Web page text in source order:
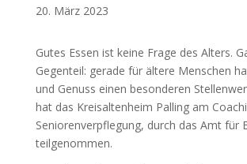
20. März 2023
Gutes Essen ist keine Frage des Alters.
Gegenteil: gerade für ältere Menschen
und Genuss einen besonderen
hat das Kreisaltenheim Palling am
Seniorenverpflegung, durch das Amt für
teilgenommen.